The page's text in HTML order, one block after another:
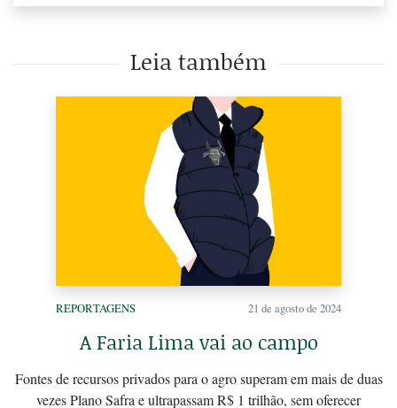
Leia também
REPORTAGENS 21 de agosto de 2024
A Faria Lima vai ao campo
Fontes de recursos privados para o agro superam em mais de duas
vezes Plano Safra e ultrapassam R$ 1 trilhão, sem oferecer